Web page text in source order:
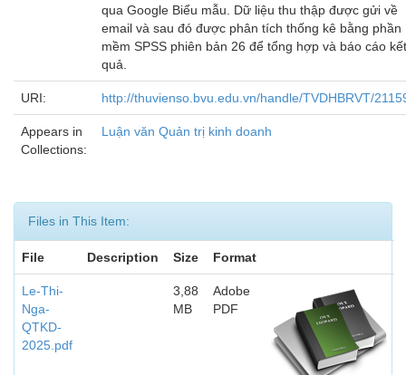
qua Google Biểu mẫu. Dữ liệu thu thập được gửi về
email và sau đó được phân tích thống kê bằng phần
mềm SPSS phiên bản 26 để tổng hợp và báo cáo kết
quả.
URI: http://thuvienso.bvu.edu.vn/handle/TVDHBRVT/
Appears in
Collections:
Luận văn Quản trị kinh doanh
Files in This Item:
File Description Size Format
Le-Thi-
Nga-
QTKD-
2025.pdf
3,88
MB
Adobe
PDF